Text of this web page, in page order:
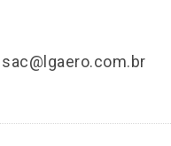
sac@lgaero.com.br